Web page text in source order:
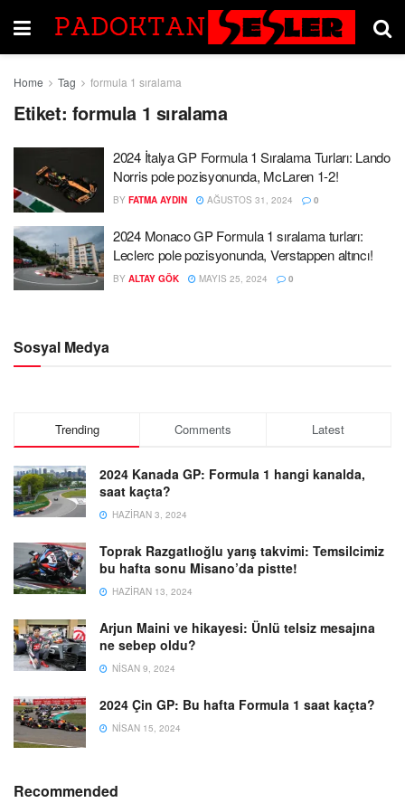
Home Tag formula 1 sıralama
Etiket: formula 1 sıralama
2024 İtalya GP Formula 1 Sıralama Turları: Lando
Norris pole pozisyonunda, McLaren 1-2!
BY FATMA AYDIN AĞUSTOS 31, 2024 0
2024 Monaco GP Formula 1 sıralama turları:
Leclerc pole pozisyonunda, Verstappen altıncı!
BY ALTAY GÖK MAYIS 25, 2024 0
Sosyal Medya
Trending Comments Latest
2024 Kanada GP: Formula 1 hangi kanalda,
saat kaçta?
HAZIRAN 3, 2024
Toprak Razgatlıoğlu yarış takvimi: Temsilcimiz
bu hafta sonu Misano’da pistte!
HAZIRAN 13, 2024
Arjun Maini ve hikayesi: Ünlü telsiz mesajına
ne sebep oldu?
NISAN 9, 2024
2024 Çin GP: Bu hafta Formula 1 saat kaçta?
NISAN 15, 2024
Recommended